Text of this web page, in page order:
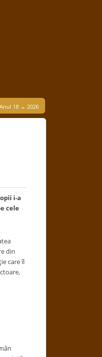
Anul 18 → 2026
i-a
cele
din
care îl